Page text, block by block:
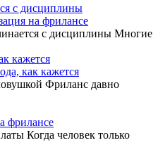
на фрилансе
с дисциплины Многие
как кажется
Фриланс давно
фрилансе
Когда человек только